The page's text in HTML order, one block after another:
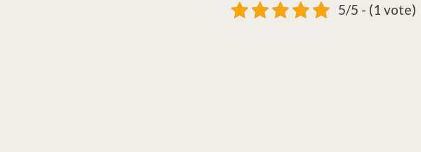
5/5 - (1 vote)